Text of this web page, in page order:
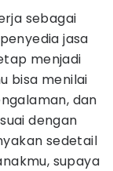
sebagai
jasa
menjadi
bisa menilai
dan
dengan
sedetail
supaya